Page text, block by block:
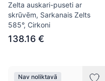
Zelta auskari-puseti ar
skrūvēm, Sarkanais Zelts
585°, Cirkoni
138.16 €
Nav noliktavā